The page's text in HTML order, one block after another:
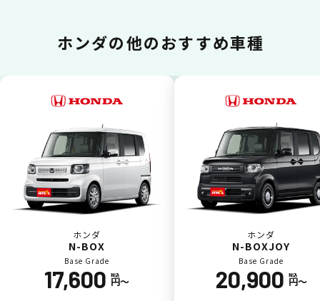
一括払いが可能
いままで難しかったカーリースの利用料金を
一括（一回）払いで可能。
ポイントが貯まる
カーリース料金をカードで支払えるので、ポ
イントが貯まります。
ホンダの他のおすすめ車種
ホンダ
N-BOX
Base Grade
17,600 税込
円〜
ホンダ
N-BOXJOY
Base Grade
20,900 税込
円〜